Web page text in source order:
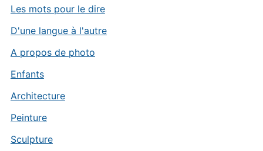
Les mots pour le dire
D'une langue à l'autre
A propos de photo
Enfants
Architecture
Peinture
Sculpture